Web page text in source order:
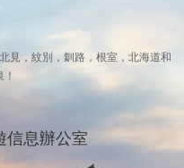
見，紋別，釧路，根室，北海道和
信息辦公室